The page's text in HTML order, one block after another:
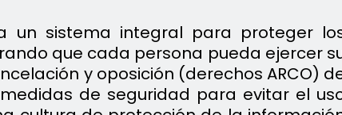
un sistema integral para proteger
que cada persona pueda ejercer
y oposición (derechos ARCO)
de seguridad para evitar el